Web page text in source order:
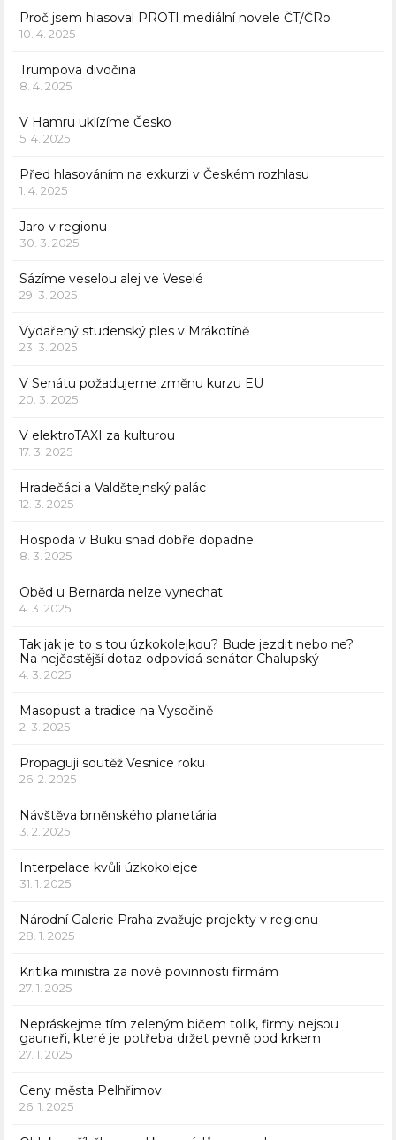
Proč jsem hlasoval PROTI mediální novele ČT/ČRo
10. 4. 2025
Trumpova divočina
8. 4. 2025
V Hamru uklízíme Česko
5. 4. 2025
Před hlasováním na exkurzi v Českém rozhlasu
1. 4. 2025
Jaro v regionu
30. 3. 2025
Sázíme veselou alej ve Veselé
29. 3. 2025
Vydařený studenský ples v Mrákotíně
23. 3. 2025
V Senátu požadujeme změnu kurzu EU
20. 3. 2025
V elektroTAXI za kulturou
17. 3. 2025
Hradečáci a Valdštejnský palác
12. 3. 2025
Hospoda v Buku snad dobře dopadne
8. 3. 2025
Oběd u Bernarda nelze vynechat
4. 3. 2025
Tak jak je to s tou úzkokolejkou? Bude jezdit nebo ne?
Na nejčastější dotaz odpovídá senátor Chalupský
4. 3. 2025
Masopust a tradice na Vysočině
2. 3. 2025
Propaguji soutěž Vesnice roku
26. 2. 2025
Návštěva brněnského planetária
3. 2. 2025
Interpelace kvůli úzkokolejce
31. 1. 2025
Národní Galerie Praha zvažuje projekty v regionu
28. 1. 2025
Kritika ministra za nové povinnosti firmám
27. 1. 2025
Nepráskejme tím zeleným bičem tolik, firmy nejsou
gauneři, které je potřeba držet pevně pod krkem
27. 1. 2025
Ceny města Pelhřimov
26. 1. 2025